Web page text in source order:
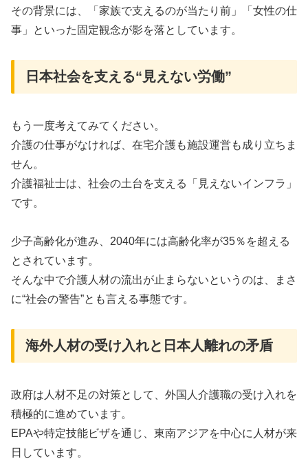
その背景には、「家族で支えるのが当たり前」「女性の仕
事」といった固定観念が影を落としています。
日本社会を支える“見えない労働”
もう一度考えてみてください。
介護の仕事がなければ、在宅介護も施設運営も成り立ちま
せん。
介護福祉士は、社会の土台を支える「見えないインフラ」
です。
少子高齢化が進み、2040年には高齢化率が35％を超える
とされています。
そんな中で介護人材の流出が止まらないというのは、まさ
に“社会の警告”とも言える事態です。
海外人材の受け入れと日本人離れの矛盾
政府は人材不足の対策として、外国人介護職の受け入れを
積極的に進めています。
EPAや特定技能ビザを通じ、東南アジアを中心に人材が来
日しています。